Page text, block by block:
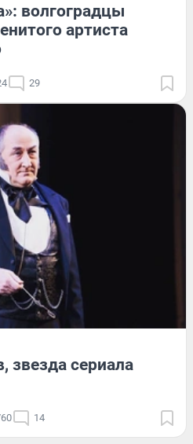
волгоградцы
артиста
29
звезда сериала
14